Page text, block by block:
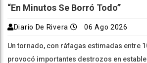
“En Minutos Se Borró Todo”
Diario De Rivera 06 Ago 2026
Un tornado, con ráfagas estimadas entre
provocó importantes destrozos en